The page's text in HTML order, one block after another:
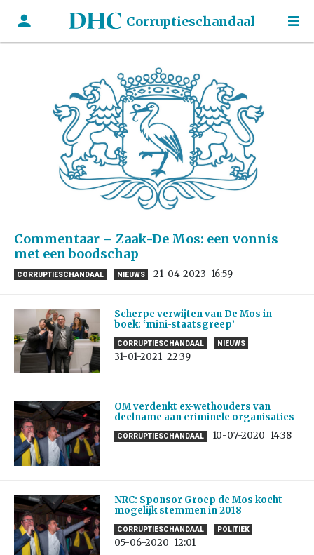
Corruptieschandaal
Commentaar – Zaak-De Mos: een vonnis
met een boodschap
CORRUPTIESCHANDAAL NIEUWS 21-04-2023 16:59
Scherpe verwijten van De Mos in
boek: ‘mini-staatsgreep’
CORRUPTIESCHANDAAL NIEUWS
31-01-2021 22:39
OM verdenkt ex-wethouders van
deelname aan criminele organisaties
CORRUPTIESCHANDAAL 10-07-2020 14:38
NRC: Sponsor Groep de Mos kocht
mogelijk stemmen in 2018
CORRUPTIESCHANDAAL POLITIEK
05-06-2020 12:01